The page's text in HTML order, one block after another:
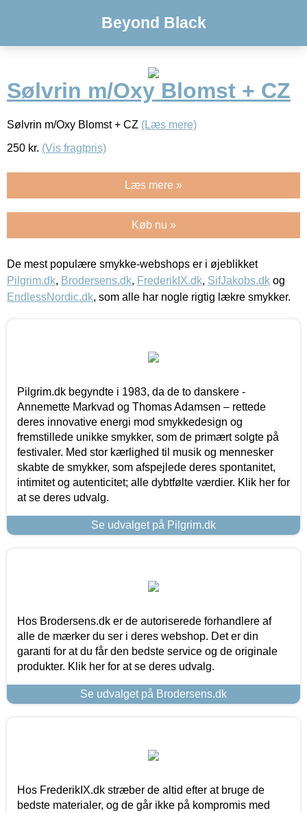
Beyond Black
Sølvrin m/Oxy Blomst + CZ
Sølvrin m/Oxy Blomst + CZ (Læs mere)
250 kr. (Vis fragtpris)
Læs mere »
Køb nu »
De mest populære smykke-webshops er i øjeblikket
Pilgrim.dk, Brodersens.dk, FrederikIX.dk, SifJakobs.dk og
EndlessNordic.dk, som alle har nogle rigtig lækre smykker.
Pilgrim.dk begyndte i 1983, da de to danskere -
Annemette Markvad og Thomas Adamsen – rettede
deres innovative energi mod smykkedesign og
fremstillede unikke smykker, som de primært solgte på
festivaler. Med stor kærlighed til musik og mennesker
skabte de smykker, som afspejlede deres spontanitet,
intimitet og autenticitet; alle dybtfølte værdier. Klik her for
at se deres udvalg.
Se udvalget på Pilgrim.dk
Hos Brodersens.dk er de autoriserede forhandlere af
alle de mærker du ser i deres webshop. Det er din
garanti for at du får den bedste service og de originale
produkter. Klik her for at se deres udvalg.
Se udvalget på Brodersens.dk
Hos FrederikIX.dk stræber de altid efter at bruge de
bedste materialer, og de går ikke på kompromis med